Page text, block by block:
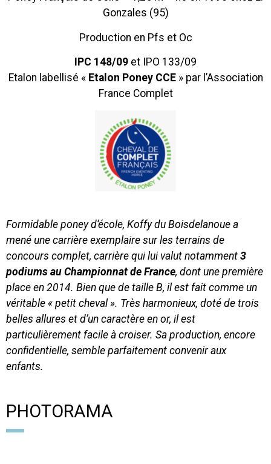
Gonzales (95)
Production en Pfs et Oc
IPC 148/09 et IPO 133/09
Etalon labellisé « Etalon Poney CCE» par l’Association
France Complet
Formidable poney d’école, Koffy du Boisdelanoue a
mené une carrière exemplaire sur les terrains de
concours complet, carrière qui lui valut notamment 3
podiums au Championnat de France, dont une première
place en 2014. Bien que de taille B, il est fait comme un
véritable « petit cheval ». Très harmonieux, doté de trois
belles allures et d’un caractère en or, il est
particulièrement facile à croiser. Sa production, encore
confidentielle, semble parfaitement convenir aux
enfants.
PHOTORAMA